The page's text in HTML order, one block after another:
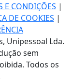
E CONDIÇÕES |
DE COOKIES |
Unipessoal Lda.
sem
Todos os